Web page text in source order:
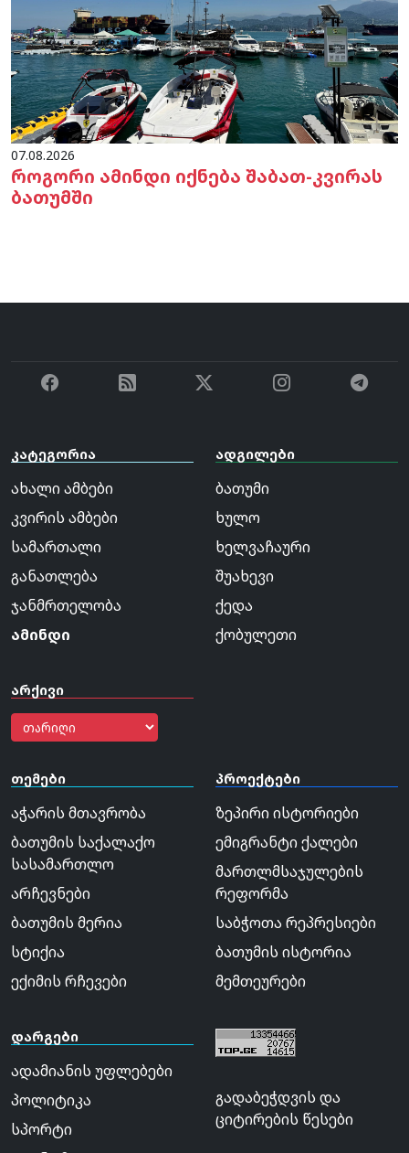
07.08.2026
როგორი ამინდი იქნება შაბათ-კვირას
ბათუმში
კატეგორია
ახალი ამბები
კვირის ამბები
სამართალი
განათლება
ჯანმრთელობა
ამინდი
არქივი
ადგილები
ბათუმი
ხულო
ხელვაჩაური
შუახევი
ქედა
ქობულეთი
თემები
აჭარის მთავრობა
ბათუმის საქალაქო
სასამართლო
არჩევნები
ბათუმის მერია
სტიქია
ექიმის რჩევები
პროექტები
ზეპირი ისტორიები
ემიგრანტი ქალები
მართლმსაჯულების
რეფორმა
საბჭოთა რეპრესიები
ბათუმის ისტორია
მემთეურები
დარგები
ადამიანის უფლებები
პოლიტიკა
სპორტი
გადაბეჭდვის და
ციტირების წესები